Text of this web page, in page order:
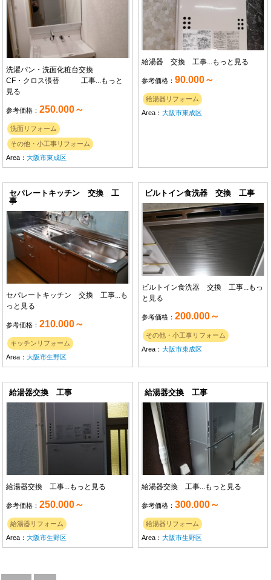
洗濯パン・洗面化粧台交換
CF・クロス張替 工事...
もっと
見る
参考価格：250.000～
洗面リフォーム
その他・小工事リフォーム
Area：大阪市東成区
給湯器 交換 工事... もっと見る
参考価格：90.000～
給湯器リフォーム
Area：大阪市東成区
セパレートキッチン 交換 工
事
セパレートキッチン 交換 工事...も
っと見る
参考価格：210.000～
キッチンリフォーム
Area：大阪市生野区
ビルトイン食洗器 交換 工事
ビルトイン食洗器 交換 工事...もっ
と見る
参考価格：200.000～
その他・小工事リフォーム
Area：大阪市東成区
給湯器交換 工事
給湯器交換 工事...もっと見る
参考価格：250.000～
給湯器リフォーム
Area：大阪市生野区
給湯器交換 工事
給湯器交換 工事...もっと見る
参考価格：300.000～
給湯器リフォーム
Area：大阪市生野区